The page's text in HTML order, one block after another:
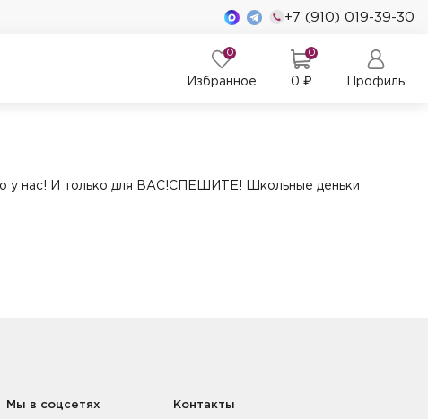
+7 (910) 019-39-30
0
Избранное
0
0 ₽ Профиль
у нас! И только для ВАС!СПЕШИТЕ! Школьные деньки
Мы в соцсетях Контакты